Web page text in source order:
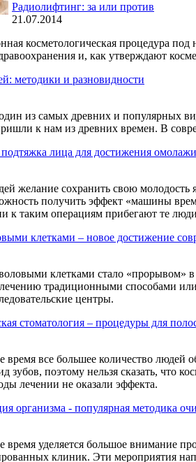
Радиолифтинг: за или против
21.07.2014
косметологическая процедура
и, как утверждают
методики и разновидности
из самых древних и популярных
к нам из древних времен. В
лица для достижения
желание сохранить свою молодость
получить эффект «машины
к таким операциям прибегают те
клетками – новое достижение
клетками стало «прорывом»
традиционными способами
центры.
стоматология – процедуры для
время все большее количество людей
зубов, поэтому нельзя сказать, что
лечении не оказали эффекта.
организма - популярная методика
время уделяется большое внимание
клиник. Эти мероприятия